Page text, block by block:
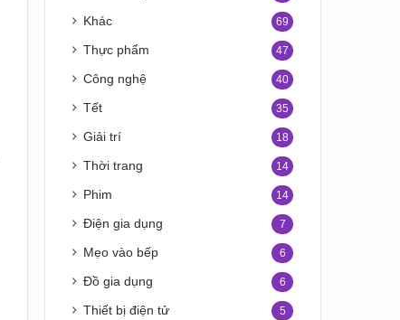
Khác 69
Thực phẩm 47
Công nghệ 40
Tết 35
Giải trí 18
Thời trang 14
Phim 14
Điện gia dụng 7
Mẹo vào bếp 6
Đồ gia dụng 6
Thiết bị điện tử 5